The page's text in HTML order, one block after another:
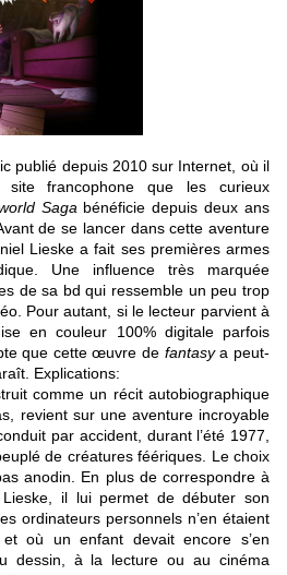
publié depuis 2010 sur Internet, où il
site francophone que les curieux
Saga bénéficie depuis deux ans
de se lancer dans cette aventure
Lieske a fait ses premières armes
Une influence très marquée
de sa bd qui ressemble un peu trop
Pour autant, si le lecteur parvient à
en couleur 100% digitale parfois
que cette œuvre de fantasya peut-
Explications:
comme un récit autobiographique
revient sur une aventure incroyable
par accident, durant l’été 1977,
de créatures féériques. Le choix
anodin. En plus de correspondre à
Lieske, il lui permet de débuter son
ordinateurs personnels n’en étaient
et où un enfant devait encore s’en
dessin, à la lecture ou au cinéma